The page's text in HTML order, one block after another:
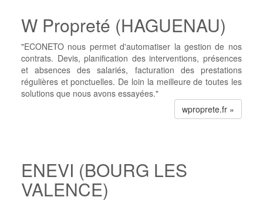
W Propreté (HAGUENAU)
"ECONETO nous permet d'automatiser la gestion de nos
contrats. Devis, planification des interventions, présences
et absences des salariés, facturation des prestations
régulières et ponctuelles. De loin la meilleure de toutes les
solutions que nous avons essayées."
wproprete.fr »
ENEVI (BOURG LES
VALENCE)